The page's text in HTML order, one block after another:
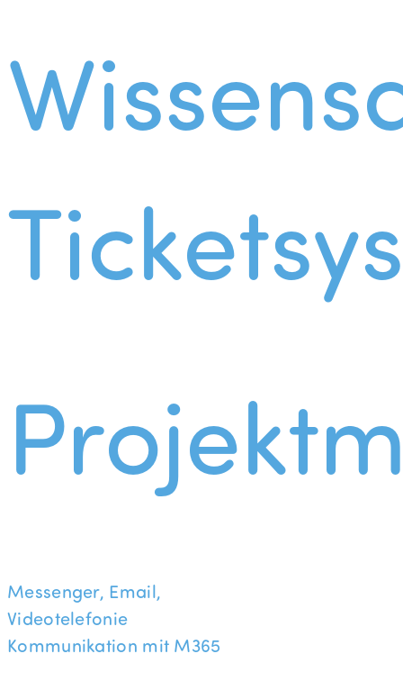
Messenger, Email,
Videotelefonie
Kommunikation mit M365